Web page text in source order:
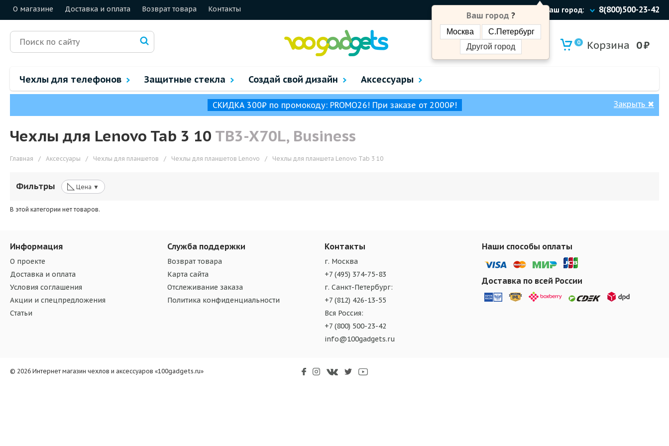
О магазине Доставка и оплата Возврат товара Контакты Ваш город:
Ваш город ?
Москва
С.Петербург
Другой город
8(800)500-23-42
0 Корзина 0₽
Чехлы для телефонов Защитные стекла Создай свой дизайн Аксессуары
СКИДКА 300₽ по промокоду: PROMO26! При заказе от 2000₽! Закрыть ✖
Чехлы для Lenovo Tab 3 10 TB3-X70L, Business
Главная / Аксессуары / Чехлы для планшетов / Чехлы для планшетов Lenovo / Чехлы для планшета Lenovo Tab 3 10
Фильтры ◺ Цена ▼
В этой категории нет товаров.
Информация
О проекте
Доставка и оплата
Условия соглашения
Акции и спецпредложения
Статьи
Служба поддержки
Возврат товара
Карта сайта
Отслеживание заказа
Политика конфиденциальности
Контакты
г. Москва
+7 (495) 374-75-83
г. Санкт-Петербург:
+7 (812) 426-13-55
Вся Россия:
+7 (800) 500-23-42
info@100gadgets.ru
Наши способы оплаты
Доставка по всей России
© 2026 Интернет магазин чехлов и аксессуаров «100gadgets.ru»